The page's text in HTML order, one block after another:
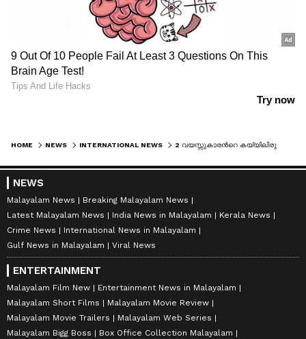
HOME NEWS INTERNATIONAL NEWS
NEWS
Malayalam News
Breaking Malayalam News
Latest Malayalam News
India News in Malayalam
Kerala News
Crime News
International News in Malayalam
Gulf News in Malayalam
Viral News
ENTERTAINMENT
Malayalam Film New
Entertainment News in Malayalam
Malayalam Short Films
Malayalam Movie Review
Malayalam Movie Trailers
Malayalam Web Series
Malayalam Bigg Boss
Box Office Collection Malayalam